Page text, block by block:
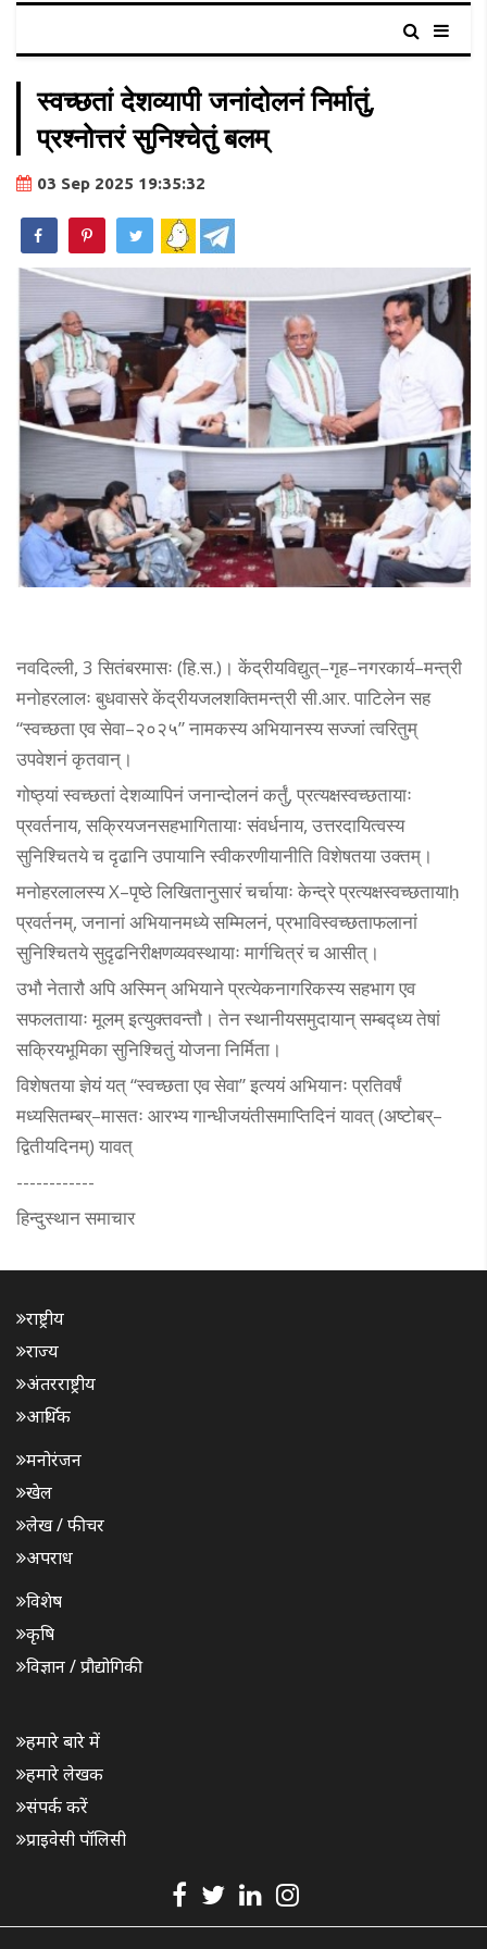
स्वच्छतां देशव्यापी जनांदोलनं निर्मातुं,
प्रश्नोत्तरं सुनिश्चेतुं बलम्
03 Sep 2025 19:35:32
नवदिल्ली, 3 सितंबरमासः (हि.स.)। केंद्रीयविद्युत्–गृह–नगरकार्य–मन्त्री
मनोहरलालः बुधवासरे केंद्रीयजलशक्तिमन्त्री सी.आर. पाटिलेन सह
“स्वच्छता एव सेवा–२०२५” नामकस्य अभियानस्य सज्जां त्वरितुम्
उपवेशनं कृतवान्।
गोष्ठ्यां स्वच्छतां देशव्यापिनं जनान्दोलनं कर्तुं, प्रत्यक्षस्वच्छतायाः
प्रवर्तनाय, सक्रियजनसहभागितायाः संवर्धनाय, उत्तरदायित्वस्य
सुनिश्चितये च दृढानि उपायानि स्वीकरणीयानीति विशेषतया उक्तम्।
मनोहरलालस्य X–पृष्ठे लिखितानुसारं चर्चायाः केन्द्रे प्रत्यक्षस्वच्छतायाḥ
प्रवर्तनम्, जनानां अभियानमध्ये सम्मिलनं, प्रभाविस्वच्छताफलानां
सुनिश्चितये सुदृढनिरीक्षणव्यवस्थायाः मार्गचित्रं च आसीत्।
उभौ नेतारौ अपि अस्मिन् अभियाने प्रत्येकनागरिकस्य सहभाग एव
सफलतायाः मूलम् इत्युक्तवन्तौ। तेन स्थानीयसमुदायान् सम्बद्ध्य तेषां
सक्रियभूमिका सुनिश्चितुं योजना निर्मिता।
विशेषतया ज्ञेयं यत् “स्वच्छता एव सेवा” इत्ययं अभियानः प्रतिवर्षं
मध्यसितम्बर्–मासतः आरभ्य गान्धीजयंतीसमाप्तिदिनं यावत् (अष्टोबर्–
द्वितीयदिनम्) यावत्
------------
हिन्दुस्थान समाचार
राष्ट्रीय
राज्य
अंतरराष्ट्रीय
आर्थिक
मनोरंजन
खेल
लेख / फीचर
अपराध
विशेष
कृषि
विज्ञान / प्रौद्योगिकी
हमारे बारे में
हमारे लेखक
संपर्क करें
प्राइवेसी पॉलिसी